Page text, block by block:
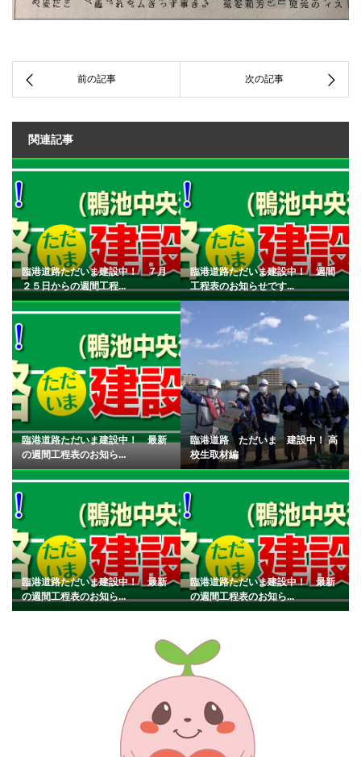
関連記事
臨港道路ただいま建設中！ ７月
２５日からの週間工程...
臨港道路ただいま建設中！ 週間
工程表のお知らせです...
臨港道路ただいま建設中！ 最新
の週間工程表のお知ら...
臨港道路 ただいま 建設中！ 高
校生取材編
臨港道路ただいま建設中！ 最新
の週間工程表のお知ら...
臨港道路ただいま建設中！ 最新
の週間工程表のお知ら...